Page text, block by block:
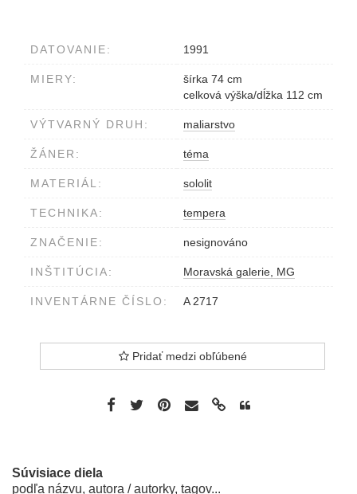
DATOVANIE: 1991
MIERY:
šírka 74 cm
celková výška/dĺžka 112 cm
VÝTVARNÝ DRUH: maliarstvo
ŽÁNER: téma
MATERIÁL: sololit
TECHNIKA: tempera
ZNAČENIE: nesignováno
INŠTITÚCIA: Moravská galerie, MG
INVENTÁRNE ČÍSLO: A 2717
Pridať medzi obľúbené
Súvisiace diela
podľa názvu, autora / autorky, tagov...